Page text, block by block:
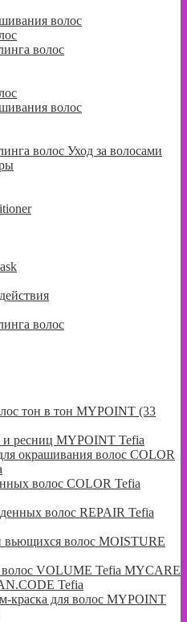
волос
волос
волос
волос Уход за волосами
волос
тон в тон MYPOINT (33
и ресниц MYPOINT Tefia
окрашивания волос COLOR
волос COLOR Tefia
волос REPAIR Tefia
вьющихся волос MOISTURE
VOLUME Tefia MYCARE
Tefia
краска для волос MYPOINT